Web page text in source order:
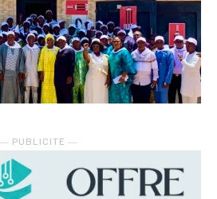
― PUBLICITE ―